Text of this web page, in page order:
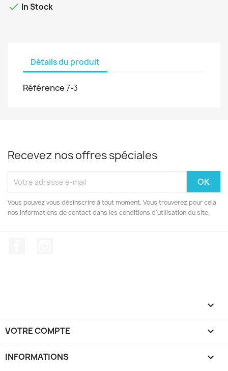
 In Stock
Détails du produit
Référence7-3
Recevez nos offres spéciales
Vous pouvez vous désinscrire à tout moment. Vous trouverez pour cela
nos informations de contact dans les conditions d'utilisation du site.

VOTRE COMPTE 
INFORMATIONS keyboard_arrow_down